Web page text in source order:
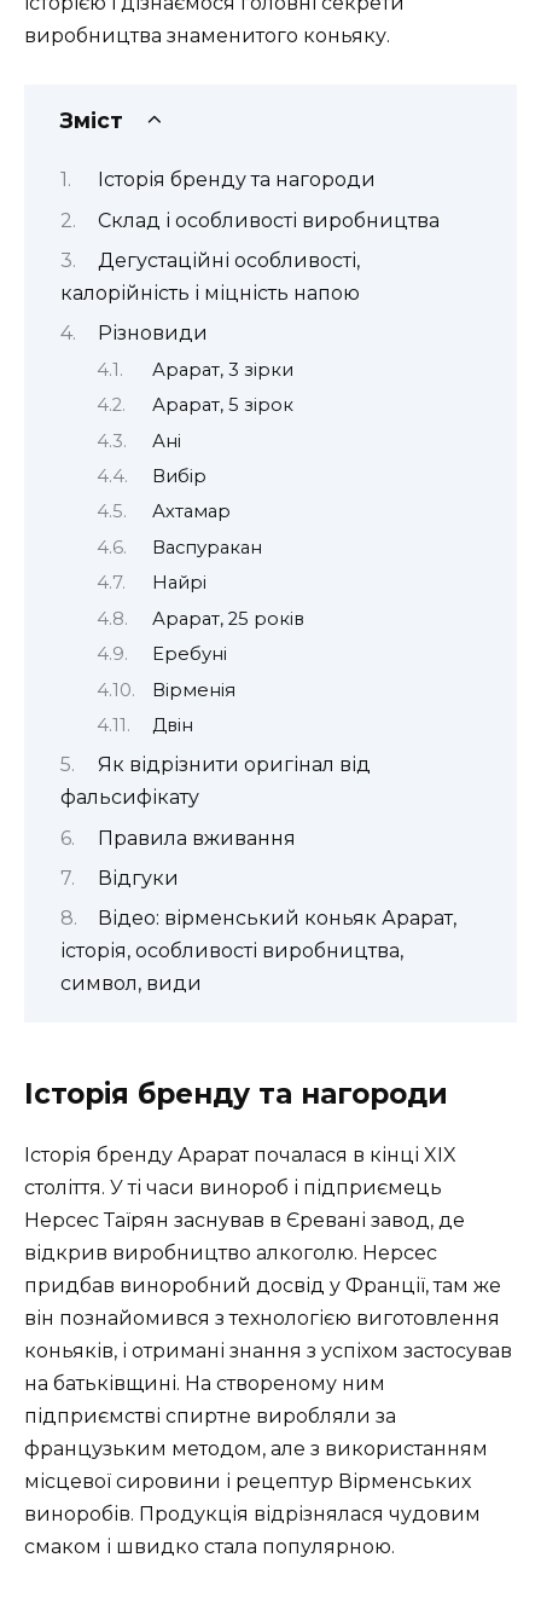
виробництва знаменитого коньяку.
Зміст
Історія бренду та нагороди
Склад і особливості виробництва
Дегустаційні особливості,
калорійність і міцність напою
Різновиди
Арарат, 3 зірки
Арарат, 5 зірок
Ані
Вибір
Ахтамар
Васпуракан
Найрі
Арарат, 25 років
Еребуні
Вірменія
Двін
Як відрізнити оригінал від
фальсифікату
Правила вживання
Відгуки
Відео: вірменський коньяк Арарат,
історія, особливості виробництва,
символ, види
Історія бренду та нагороди
Історія бренду Арарат почалася в кінці XIX
століття. У ті часи винороб і підприємець
Нерсес Таїрян заснував в Єревані завод, де
відкрив виробництво алкоголю. Нерсес
придбав виноробний досвід у Франції, там же
він познайомився з технологією виготовлення
коньяків, і отримані знання з успіхом застосував
на батьківщині. На створеному ним
підприємстві спиртне виробляли за
французьким методом, але з використанням
місцевої сировини і рецептур Вірменських
виноробів. Продукція відрізнялася чудовим
смаком і швидко стала популярною.